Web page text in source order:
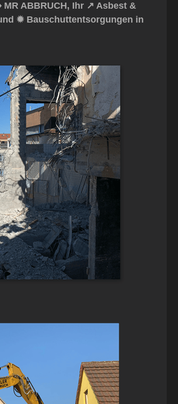
ABBRUCH, Ihr ↗️ Asbest &
✹ Bauschuttentsorgungen in